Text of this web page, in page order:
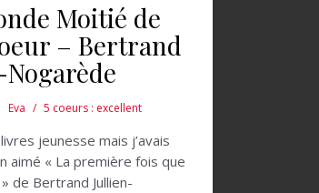
Moitié de
– Bertrand
Eva 5 coeurs : excellent
jeunesse mais j’avais
aimé « La première fois que
de Bertrand Jullien-